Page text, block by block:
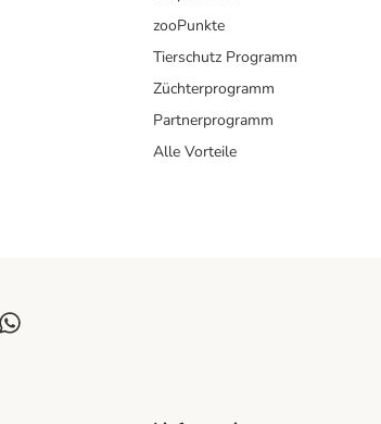
zooPunkte
Tierschutz Programm
Züchterprogramm
Partnerprogramm
Alle Vorteile